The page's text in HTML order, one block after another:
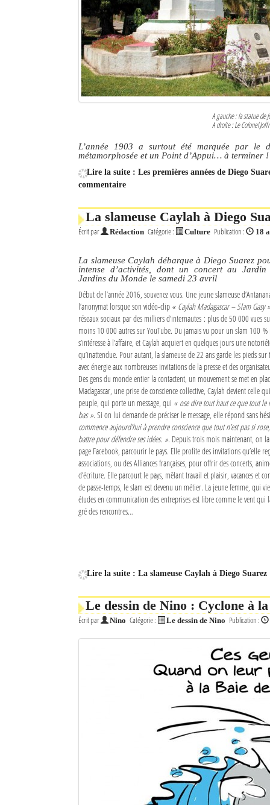
Les Petites Annonces
La Tribune de Diego en PDF
Connexion
Identifiant oublié ?
Mot de passe oublié ?
A gauche : la statue de
A droite : Le Colonel
L’année 1903 a surtout été marquée par
métamorphosée et un Point d’Appui… à terminer !
Lire la suite : Les premières années de Diego
commentaire
La slameuse Caylah à Diego
Écrit par Rédaction Catégorie : Culture Publication : 18
La slameuse Caylah débarque à Diego Suarez
intense d’activités, dont un concert au Jardin
Jardins du Monde le samedi 23 avril
Début de l’année 2016, souvenez vous. Une jeune slameuse
l’anonymat lorsque son vidéo-clip « Caylah Madagascar – Slam Gasy »
réseaux sociaux par des milliers d’internautes : plus de 50 000 vues
moins 10 000 autres sur YouTube. Du jamais vu pour un slam 100 %
s’intéresse à l’affaire, et Caylah acquiert en quelques jours une
qu’inattendue. Pour autant, la slameuse de 22 ans garde les pieds
avec énergie aux nombreuses invitations de la presse et des
Des gens du monde entier la contactent, un mouvement se met en
Madagascar, une prise de conscience collective, Caylah devient celle
peuple, qui porte un message, qui « ose dire tout haut ce que tout le
bas ». Si on lui demande de préciser le message, elle répond sans
commence aujourd’hui à prendre conscience que tout n’est pas si
battre pour défendre ses idées. ». Depuis trois mois maintenant, on
page Facebook, parcourir le pays. Elle profite des invitations qu’elle
associations, ou des Alliances françaises, pour offrir des concerts,
d’écriture. Elle parcourt le pays, mêlant travail et plaisir, vacances et
de passe-temps, le slam est devenu un métier. La jeune femme, qui
études en communication des entreprises est libre comme le vent qui
gré des rencontres…
Lire la suite : La slameuse Caylah à Diego Suarez
Le dessin de Nino : Cyclone à
Écrit par Nino Catégorie : Le dessin de Nino Publication :